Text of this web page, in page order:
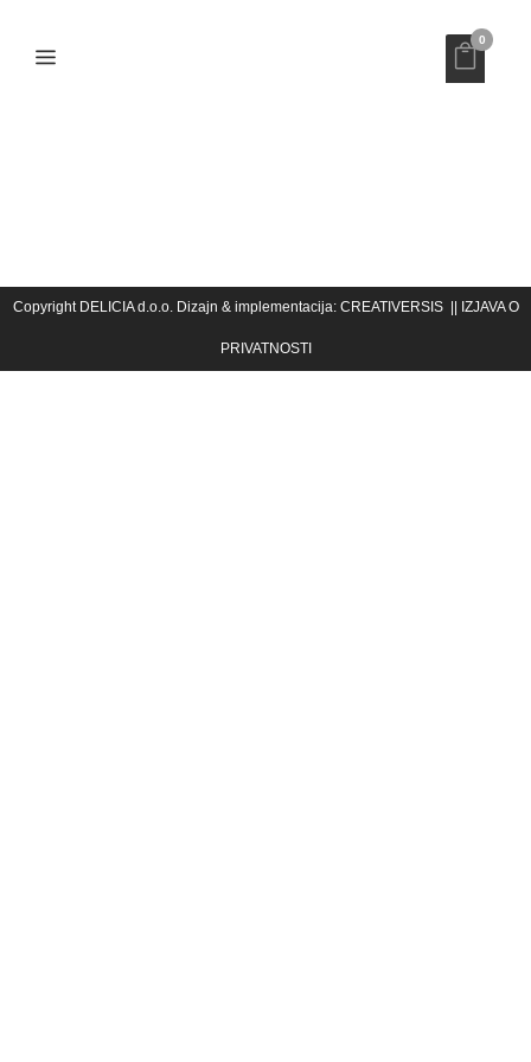
0
UMRI MUŠKI
Copyright DELICIA d.o.o. Dizajn & implementacija: CREATIVERSIS|| IZJAVA O
PRIVATNOSTI